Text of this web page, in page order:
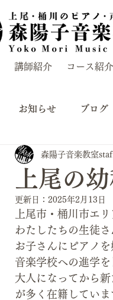
講師紹介 コース紹
お知らせ ブログ
上尾の
森陽子音楽教室
更新日： 2025年2月13日
上尾市・桶川市エ
わたしたちの生徒
お子さんにピアノ
音楽学校への進学
大人になってから
が多く在籍していま